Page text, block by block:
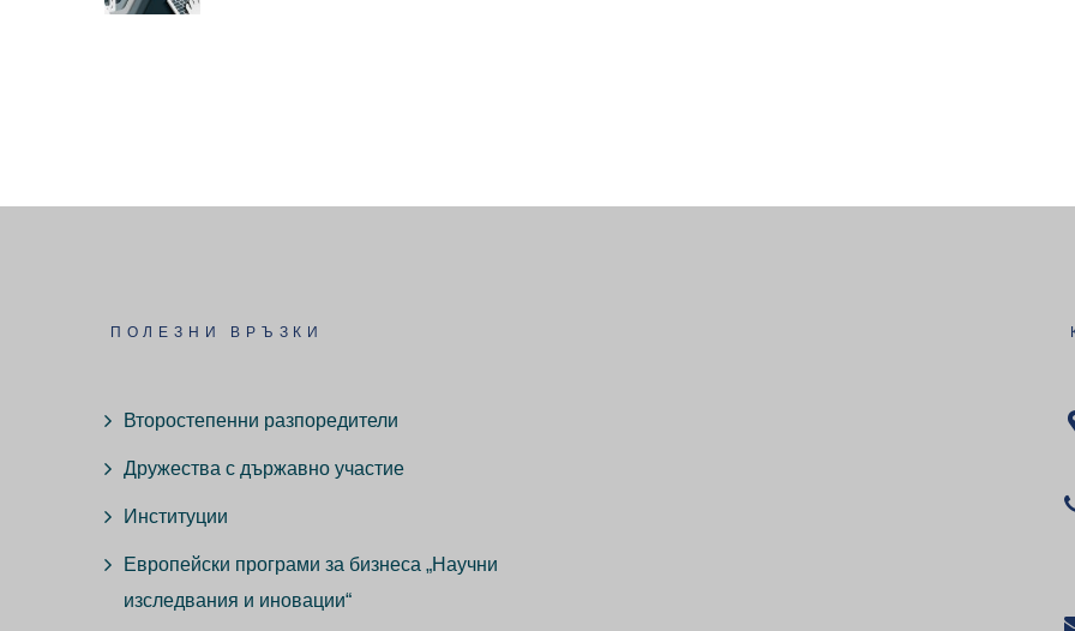
ПОЛЕЗНИ ВРЪЗКИ
Второстепенни разпоредители
Дружества с държавно участие
Институции
Европейски програми за бизнеса „Научни
изследвания и иновации“